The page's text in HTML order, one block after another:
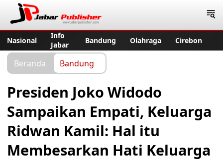
Nasional
Info
Jabar
Bandung Olahraga Cirebon
Beranda Bandung
Presiden Joko Widodo
Sampaikan Empati, Keluarga
Ridwan Kamil: Hal itu
Membesarkan Hati Keluarga